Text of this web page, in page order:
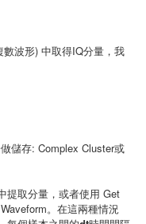
波形) 中取得IQ分量，我
儲存: Complex Cluster或
提取分量，或者使用 Get
。在這兩種情況